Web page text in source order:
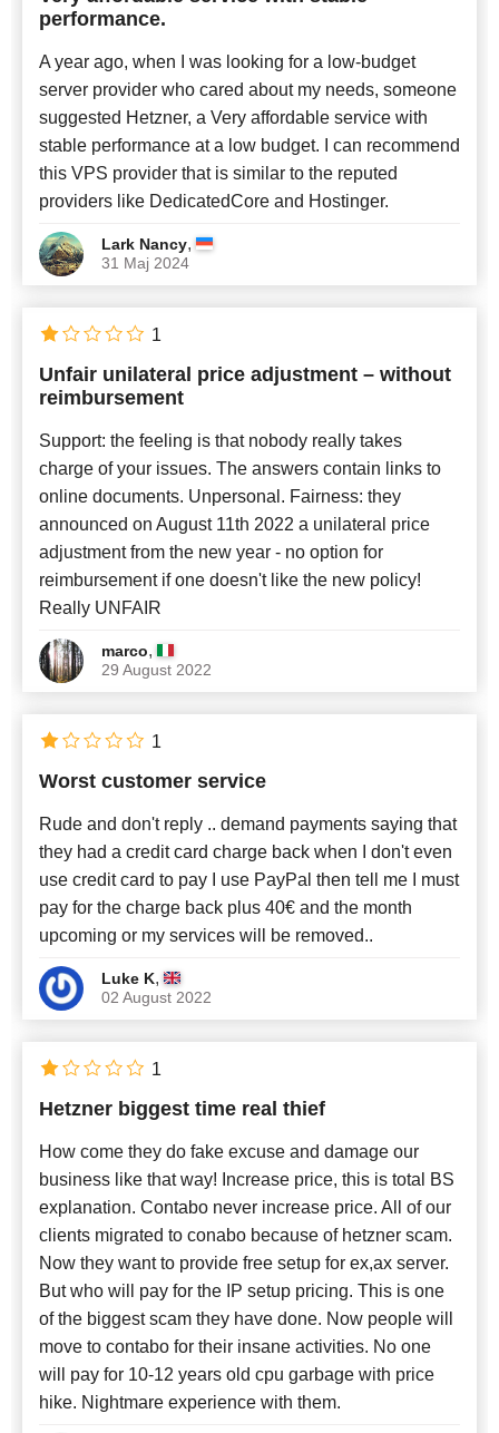
performance.
A year ago, when I was looking for a low-budget
server provider who cared about my needs, someone
suggested Hetzner, a Very affordable service with
stable performance at a low budget. I can recommend
this VPS provider that is similar to the reputed
providers like DedicatedCore and Hostinger.
Lark Nancy,
31 Maj 2024
Unfair unilateral price adjustment – without
reimbursement
Support: the feeling is that nobody really takes
charge of your issues. The answers contain links to
online documents. Unpersonal. Fairness: they
announced on August 11th 2022 a unilateral price
adjustment from the new year - no option for
reimbursement if one doesn't like the new policy!
Really UNFAIR
marco,
29 August 2022
1
Worst customer service
Rude and don't reply .. demand payments saying that
they had a credit card charge back when I don't even
use credit card to pay I use PayPal then tell me I must
pay for the charge back plus 40€ and the month
upcoming or my services will be removed..
Luke K,
02 August 2022
1
Hetzner biggest time real thief
How come they do fake excuse and damage our
business like that way! Increase price, this is total BS
explanation. Contabo never increase price. All of our
clients migrated to conabo because of hetzner scam.
Now they want to provide free setup for ex,ax server.
But who will pay for the IP setup pricing. This is one
of the biggest scam they have done. Now people will
move to contabo for their insane activities. No one
will pay for 10-12 years old cpu garbage with price
hike. Nightmare experience with them.
1